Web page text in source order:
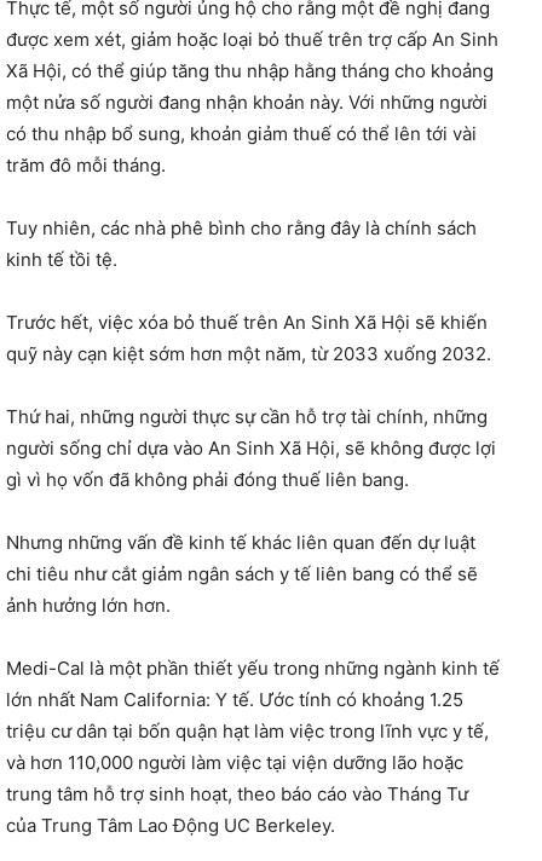
Thực tế, một số người ủng hộ cho rằng một đề nghị đang
được xem xét, giảm hoặc loại bỏ thuế trên trợ cấp An Sinh
Xã Hội, có thể giúp tăng thu nhập hằng tháng cho khoảng
một nửa số người đang nhận khoản này. Với những người
có thu nhập bổ sung, khoản giảm thuế có thể lên tới vài
trăm đô mỗi tháng.
Tuy nhiên, các nhà phê bình cho rằng đây là chính sách
kinh tế tồi tệ.
Trước hết, việc xóa bỏ thuế trên An Sinh Xã Hội sẽ khiến
quỹ này cạn kiệt sớm hơn một năm, từ 2033 xuống 2032.
Thứ hai, những người thực sự cần hỗ trợ tài chính, những
người sống chỉ dựa vào An Sinh Xã Hội, sẽ không được lợi
gì vì họ vốn đã không phải đóng thuế liên bang.
Nhưng những vấn đề kinh tế khác liên quan đến dự luật
chi tiêu như cắt giảm ngân sách y tế liên bang có thể sẽ
ảnh hưởng lớn hơn.
Medi-Cal là một phần thiết yếu trong những ngành kinh tế
lớn nhất Nam California: Y tế. Ước tính có khoảng 1.25
triệu cư dân tại bốn quận hạt làm việc trong lĩnh vực y tế,
và hơn 110,000 người làm việc tại viện dưỡng lão hoặc
trung tâm hỗ trợ sinh hoạt, theo báo cáo vào Tháng Tư
của Trung Tâm Lao Động UC Berkeley.